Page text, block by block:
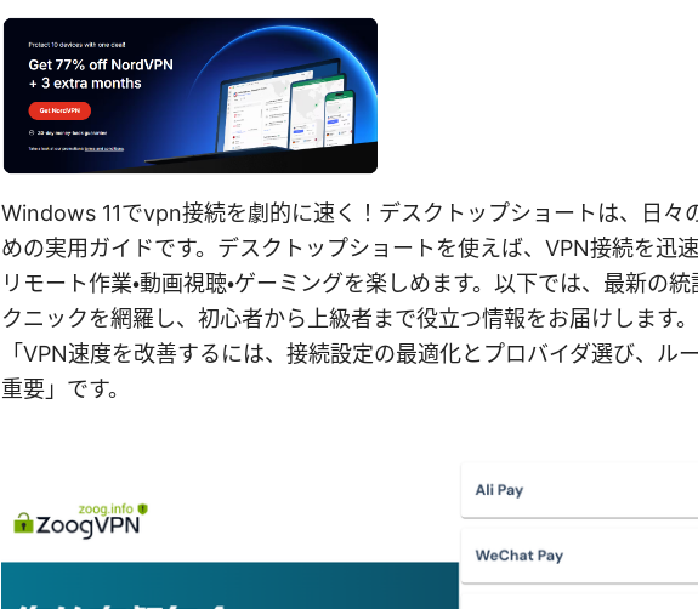
Windows 11でvpn接続を劇的に速く！デスクトップショートは、日々
めの実用ガイドです。デスクトップショートを使えば、VPN接続を迅
リモート作業・動画視聴・ゲーミングを楽しめます。以下では、最新の
クニックを網羅し、初心者から上級者まで役立つ情報をお届けします
「VPN速度を改善するには、接続設定の最適化とプロバイダ選び、ル
重要」です。